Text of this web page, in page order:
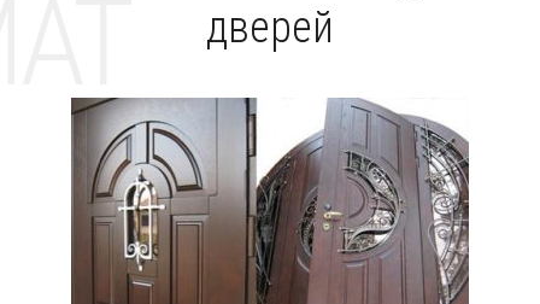
дверей